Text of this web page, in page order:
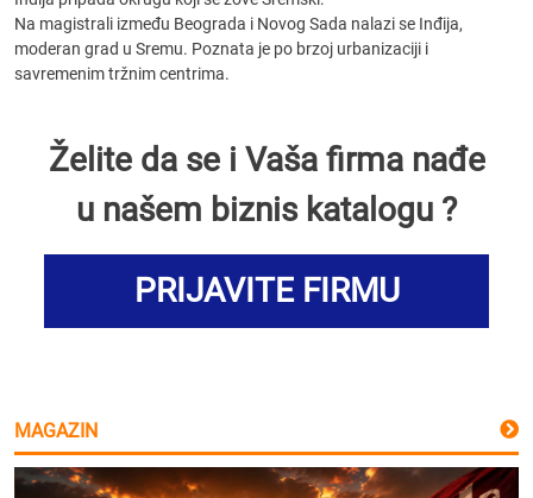
Na magistrali između Beograda i Novog Sada nalazi se Inđija,
moderan grad u Sremu. Poznata je po brzoj urbanizaciji i
savremenim tržnim centrima.
Želite da se i Vaša firma nađe
u našem biznis katalogu ?
PRIJAVITE FIRMU
MAGAZIN